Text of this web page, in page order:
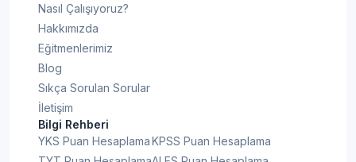
Nasıl Çalışıyoruz?
Hakkımızda
Eğitmenlerimiz
Blog
Sıkça Sorulan Sorular
İletişim
Bilgi Rehberi
YKS Puan HesaplamaKPSS Puan Hesaplama